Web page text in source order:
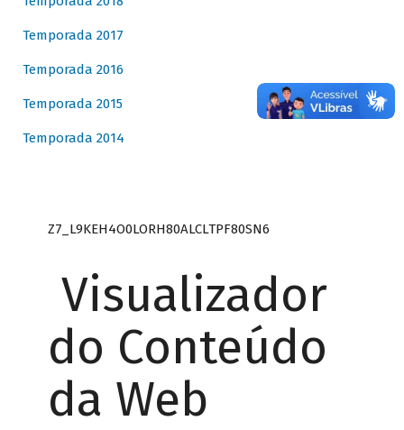
Temporada 2017
Temporada 2016
Temporada 2015
Temporada 2014
Z7_L9KEH4O0LORH80ALCLTPF80SN6
Visualizador
do Conteúdo
da Web